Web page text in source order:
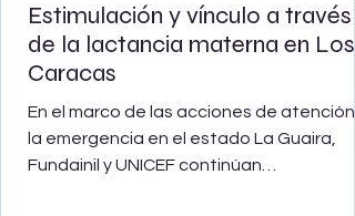
Estimulación y vínculo a través
de la lactancia materna en Los
Caracas
En el marco de las acciones de atención
la emergencia en el estado La Guaira,
Fundainil y UNICEF continúan